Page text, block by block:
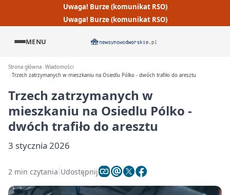
Uwaga! Burze (komunikat RSO)
Uwaga! Burze (komunikat RSO)
MENU
Strona główna Wiadomości
Trzech zatrzymanych w mieszkaniu na Osiedlu Pólko - dwóch trafiło do aresztu
Trzech zatrzymanych w
mieszkaniu na Osiedlu Pólko -
dwóch trafiło do aresztu
3 stycznia 2026
2 min czytania Udostępnij